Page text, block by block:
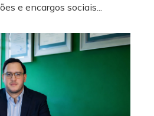
e encargos sociais...